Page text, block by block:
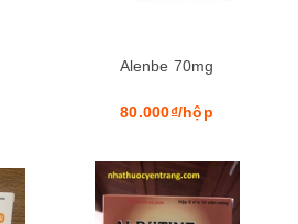
Alenbe 70mg
80.000₫/hộp